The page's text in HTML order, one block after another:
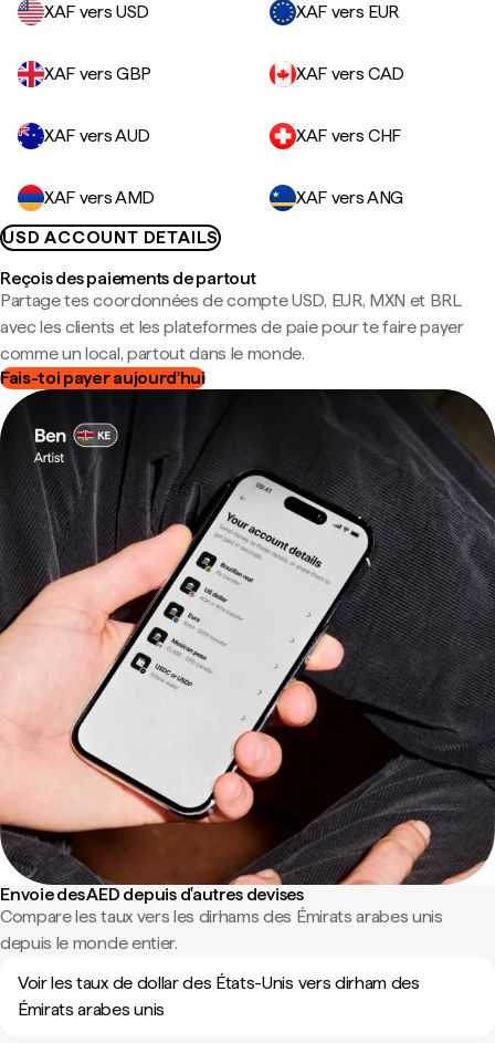
XAF vers USD
XAF vers EUR
XAF vers GBP XAF vers CAD
XAF vers AUD XAF vers CHF
XAF vers AMD
XAF vers ANG
USD ACCOUNT DETAILS
Reçois des paiements de partout
Partage tes coordonnées de compte USD, EUR, MXN et BRL
avec les clients et les plateformes de paie pour te faire payer
comme un local, partout dans le monde.
Fais-toi payer aujourd'hui
Envoie des AED depuis d'autres devises
Compare les taux vers les dirhams des Émirats arabes unis
depuis le monde entier.
Voir les taux de dollar des États-Unis vers dirham des
Émirats arabes unis